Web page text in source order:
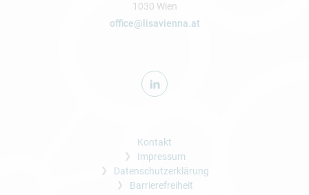
1030 Wien
office@lisavienna.at
Kontakt
Impressum
Datenschutzerklärung
Barrierefreiheit